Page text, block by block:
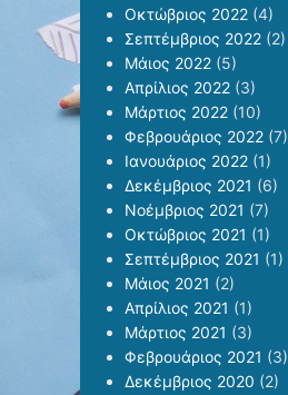
Οκτώβριος 2022 (4)
Σεπτέμβριος 2022 (2)
Μάιος 2022 (5)
Απρίλιος 2022 (3)
Μάρτιος 2022 (10)
Φεβρουάριος 2022 (7)
Ιανουάριος 2022 (1)
Δεκέμβριος 2021 (6)
Νοέμβριος 2021 (7)
Οκτώβριος 2021 (1)
Σεπτέμβριος 2021 (1)
Μάιος 2021 (2)
Απρίλιος 2021 (1)
Μάρτιος 2021 (3)
Φεβρουάριος 2021 (3)
Δεκέμβριος 2020 (2)